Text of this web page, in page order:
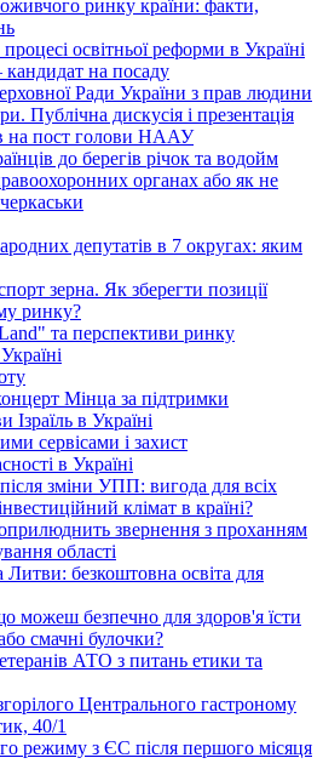
ринку країни: факти,
освітньої реформи в Україні
на посаду
Ради України з прав людини
Публічна дискусія і презентація
на пост голови НААУ
до берегів річок та водойм
органах або як не
депутатів в 7 округах: яким
зерна. Як зберегти позиції
ринку?
та перспективи ринку
Мінца за підтримки
в Україні
сервісами і захист
в Україні
зміни УПП: вигода для всіх
клімат в країні?
звернення з проханням
області
безкоштовна освіта для
можеш безпечно для здоров'я їсти
смачні булочки?
АТО з питань етики та
Центрального гастроному
40/1
режиму з ЄС після першого місяця